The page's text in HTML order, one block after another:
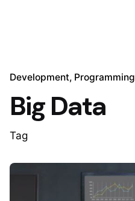
Development Programming
Big Data
Tag